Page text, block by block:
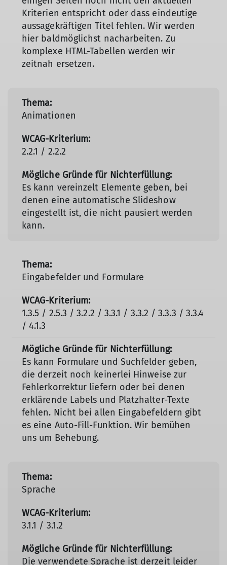
Kriterien entspricht oder dass eindeutige
aussagekräftigen Titel fehlen. Wir werden
hier baldmöglichst nacharbeiten. Zu
komplexe HTML-Tabellen werden wir
zeitnah ersetzen.
Animationen
2.2.1 / 2.2.2
Es kann vereinzelt Elemente geben, bei
denen eine automatische Slideshow
eingestellt ist, die nicht pausiert werden
kann.
Eingabefelder und Formulare
1.3.5 / 2.5.3 / 3.2.2 / 3.3.1 / 3.3.2 / 3.3.3 / 3.3.4
/ 4.1.3
Es kann Formulare und Suchfelder geben,
die derzeit noch keinerlei Hinweise zur
Fehlerkorrektur liefern oder bei denen
erklärende Labels und Platzhalter-Texte
fehlen. Nicht bei allen Eingabefeldern gibt
es eine Auto-Fill-Funktion. Wir bemühen
uns um Behebung.
Sprache
3.1.1 / 3.1.2
Die verwendete Sprache ist derzeit leider